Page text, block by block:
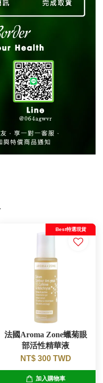
Best特選現貨
法國Aroma Zone蠟菊眼
部活性精華液
NT$ 300 TWD
加入購物車